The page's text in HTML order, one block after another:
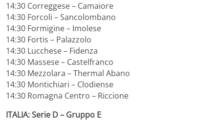
14:30 Correggese – Camaiore
14:30 Forcoli – Sancolombano
14:30 Formigine – Imolese
14:30 Fortis – Palazzolo
14:30 Lucchese – Fidenza
14:30 Massese – Castelfranco
14:30 Mezzolara – Thermal Abano
14:30 Montichiari – Clodiense
14:30 Romagna Centro – Riccione
ITALIA: Serie D – Gruppo E